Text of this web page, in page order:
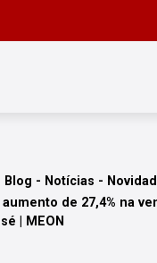
Blog - Notícias -
de 27,4% na
| MEON